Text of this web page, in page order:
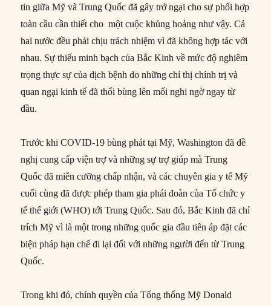
tin giữa Mỹ và Trung Quốc đã gây trở ngại cho sự phối hợp
toàn cầu cần thiết cho một cuộc khủng hoảng như vậy. Cả
hai nước đều phải chịu trách nhiệm vì đã không hợp tác với
nhau. Sự thiếu minh bạch của Bắc Kinh về mức độ nghiêm
trọng thực sự của dịch bệnh do những chỉ thị chính trị và
quan ngại kinh tế đã thổi bùng lên mối nghi ngờ ngay từ
đầu.
Trước khi COVID-19 bùng phát tại Mỹ, Washington đã đề
nghị cung cấp viện trợ và những sự trợ giúp mà Trung
Quốc đã miễn cưỡng chấp nhận, và các chuyên gia y tế Mỹ
cuối cùng đã được phép tham gia phái đoàn của Tổ chức y
tế thế giới (WHO) tới Trung Quốc. Sau đó, Bắc Kinh đã chỉ
trích Mỹ vì là một trong những quốc gia đầu tiên áp đặt các
biện pháp hạn chế đi lại đối với những người đến từ Trung
Quốc.
Trong khi đó, chính quyền của Tổng thống Mỹ Donald